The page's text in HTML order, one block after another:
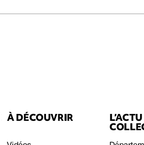
À DÉCOUVRIR